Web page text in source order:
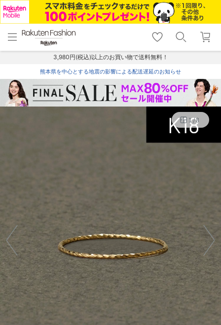
menu home
トップ
shopping_cart lock_outline
ログイン
3,980円(税込)以上のお買い物で送料無料！
熊本県を中心とする地震の影響による配送遅延のお知らせ
1/8